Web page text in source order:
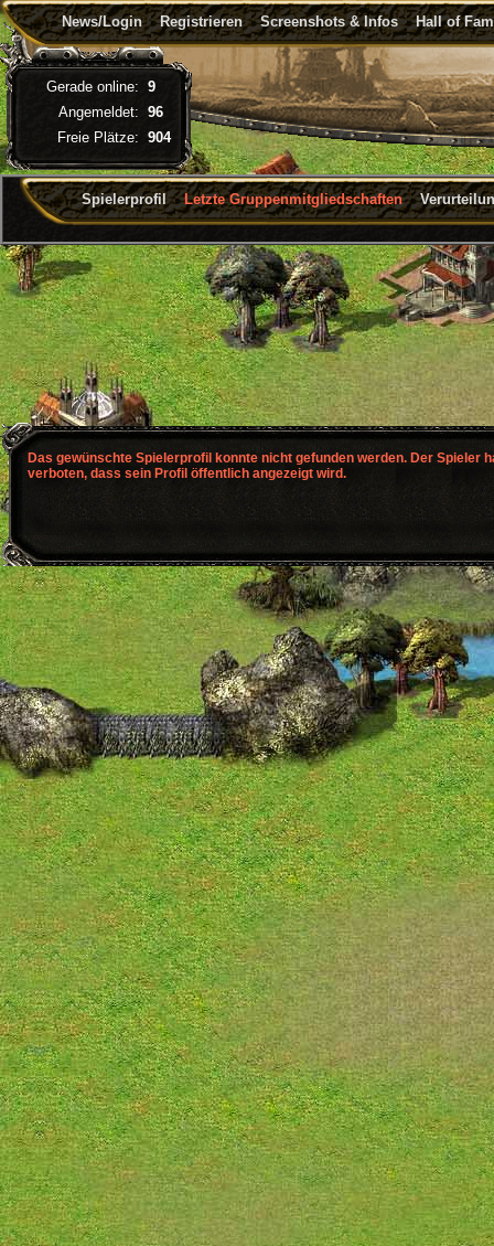
News/Login Registrieren Screenshots & Infos Hall of
Spielerprofil Letzte Gruppenmitgliedschaften
Gerade online: 9
Angemeldet: 96
Freie Plätze: 904
Das gewünschte Spielerprofil konnte nicht gefunden werden. Der Spieler
verboten, dass sein Profil öffentlich angezeigt wird.